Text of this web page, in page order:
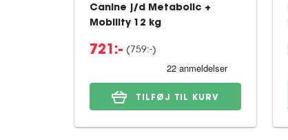
Canine j/d Metabolic +
Mobility 12 kg
721:- (759:-)
TILFØJ TIL KURV